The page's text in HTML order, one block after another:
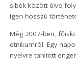
sibék között élve
igen hosszú
Még 2007-ben,
etnikumról. Egy
nyelvre tanított